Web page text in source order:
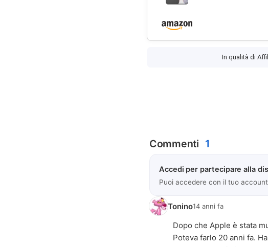
In qualità di
Commenti 1
Accedi per partecipare alla
Puoi accedere con il tuo
Tonino14 anni fa
Dopo che Apple è stata
Poteva farlo 20 anni fa.